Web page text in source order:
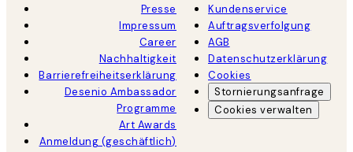
Presse
Impressum
Career
Nachhaltigkeit
Barrierefreiheitserklärung
Desenio Ambassador
Programme
Art Awards
Anmeldung (geschäftlich)
Kundenservice
Auftragsverfolgung
AGB
Datenschutzerklärung
Cookies
Stornierungsanfrage
Cookies verwalten